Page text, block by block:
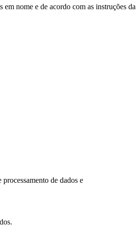
em nome e de acordo com as instruções da
processamento de dados e